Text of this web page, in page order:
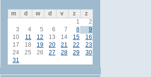
m d w d v z
z
1
2
3
4 5 6 7 8
9
10
11 12 13 14 15
16
17
18 19 20 21 22
23
24
25 26 27 28 29
30
31